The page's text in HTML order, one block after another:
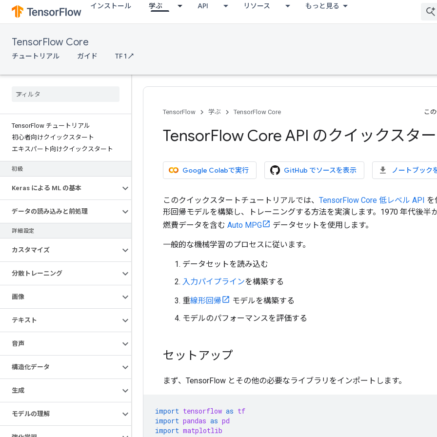
インストール 学ぶ API リソース もっと見る
TensorFlow Core
チュートリアル ガイド TF 1 ↗
TensorFlow チュートリアル
初心者向けクイックスタート
エキスパート向けクイックスタート
初級
Keras による ML の基本
データの読み込みと前処理
詳細設定
カスタマイズ
分散トレーニング
画像
テキスト
音声
構造化データ
生成
モデルの理解
TensorFlow 学ぶ TensorFlow Core こ
TensorFlow Core API のクイックスタ
Google Colabで実行 GitHub でソースを表示 ノートブック
このクイックスタートチュートリアルでは、 TensorFlow Core 低レベル API を
形回帰モデルを構築し、トレーニングする方法を実演します。1970 年代後半
燃費データを含む Auto MPG データセットを使用します。
一般的な機械学習のプロセスに従います。
データセットを読み込む
入力パイプラインを構築する
重線形回帰
モデルを構築する
モデルのパフォーマンスを評価する
セットアップ
まず、TensorFlow とその他の必要なライブラリをインポートします。
import tensorflow as tf
import pandas as pd
import matplotlib